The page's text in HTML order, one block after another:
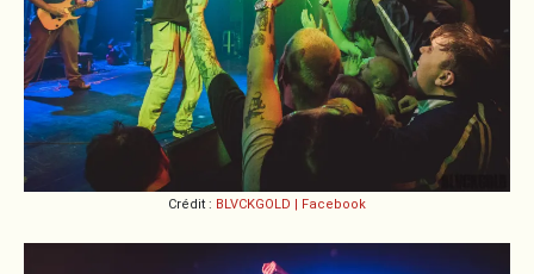
Crédit : BLVCKGOLD | Facebook